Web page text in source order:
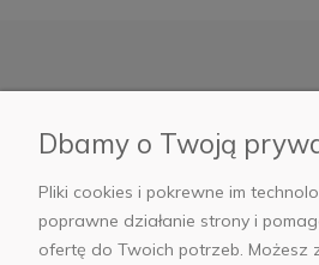
Płatności i dostawa
Dbamy o Twoją
Pliki cookies i pokrewne im
poprawne działanie strony i
ofertę do Twoich potrzeb. Możesz